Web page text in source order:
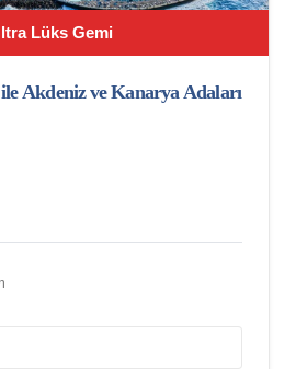
Lüks Gemi
Akdeniz ve Kanarya Adaları